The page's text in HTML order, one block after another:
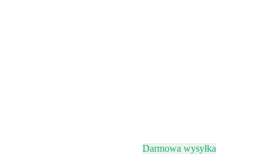
Darmowa wysyłka